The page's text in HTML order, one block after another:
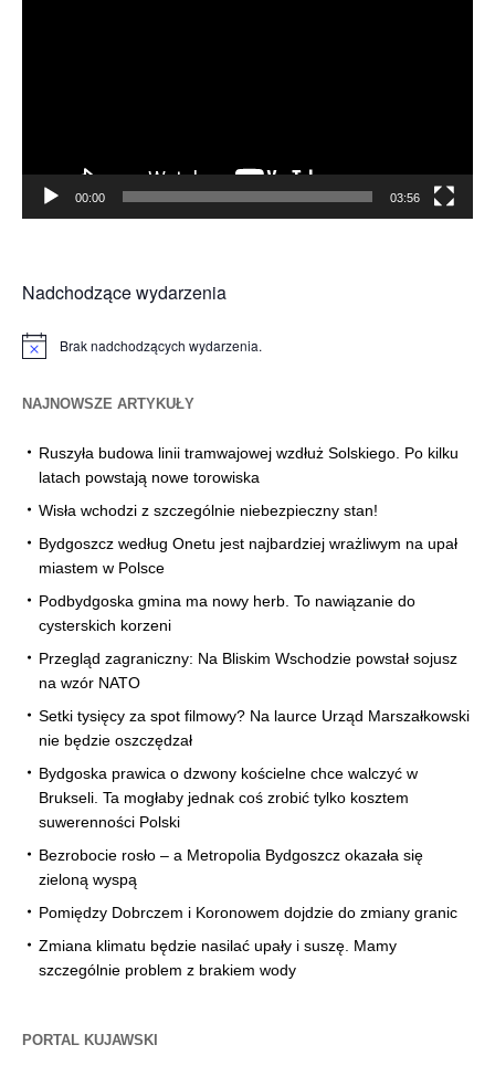
00:00 03:56
Nadchodzące wydarzenia
Powiadomienie
Brak nadchodzących wydarzenia.
NAJNOWSZE ARTYKUŁY
Ruszyła budowa linii tramwajowej wzdłuż Solskiego. Po kilku
latach powstają nowe torowiska
Wisła wchodzi z szczególnie niebezpieczny stan!
Bydgoszcz według Onetu jest najbardziej wrażliwym na upał
miastem w Polsce
Podbydgoska gmina ma nowy herb. To nawiązanie do
cysterskich korzeni
Przegląd zagraniczny: Na Bliskim Wschodzie powstał sojusz
na wzór NATO
Setki tysięcy za spot filmowy? Na laurce Urząd Marszałkowski
nie będzie oszczędzał
Bydgoska prawica o dzwony kościelne chce walczyć w
Brukseli. Ta mogłaby jednak coś zrobić tylko kosztem
suwerenności Polski
Bezrobocie rosło – a Metropolia Bydgoszcz okazała się
zieloną wyspą
Pomiędzy Dobrczem i Koronowem dojdzie do zmiany granic
Zmiana klimatu będzie nasilać upały i suszę. Mamy
szczególnie problem z brakiem wody
PORTAL KUJAWSKI